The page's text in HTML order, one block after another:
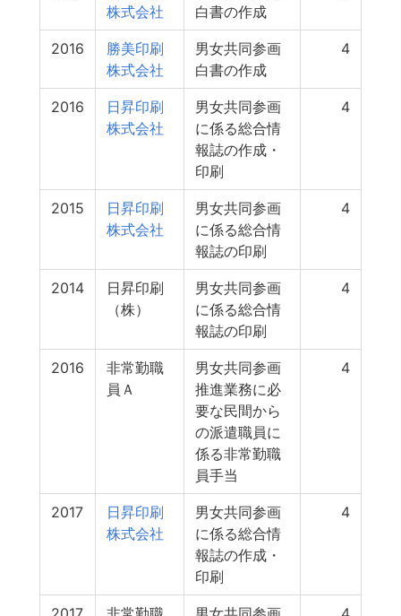
株式会社
白書の作成
2016
勝美印刷
株式会社
男女共同参画
白書の作成
4
2016
日昇印刷
株式会社
男女共同参画
に係る総合情
報誌の作成・
印刷
4
2015
日昇印刷
株式会社
男女共同参画
に係る総合情
報誌の印刷
4
2014
日昇印刷
（株）
男女共同参画
に係る総合情
報誌の印刷
4
2016
非常勤職
員Ａ
男女共同参画
推進業務に必
要な民間から
の派遣職員に
係る非常勤職
員手当
4
2017
日昇印刷
株式会社
男女共同参画
に係る総合情
報誌の作成・
印刷
4